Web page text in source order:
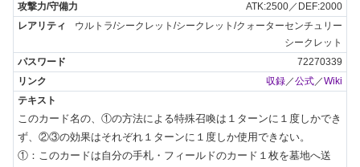
ATK:2500／DEF:2000
ウルトラ/シークレット/シークレット/クォーターセンチュリー
シークレット
72270339
収録／公式／Wiki
このカード名の、①の方法による特殊召喚は１ターンに１度しかでき
ず、②③の効果はそれぞれ１ターンに１度しか使用できない。
①：このカードは自分の手札・フィールドのカード１枚を墓地へ送